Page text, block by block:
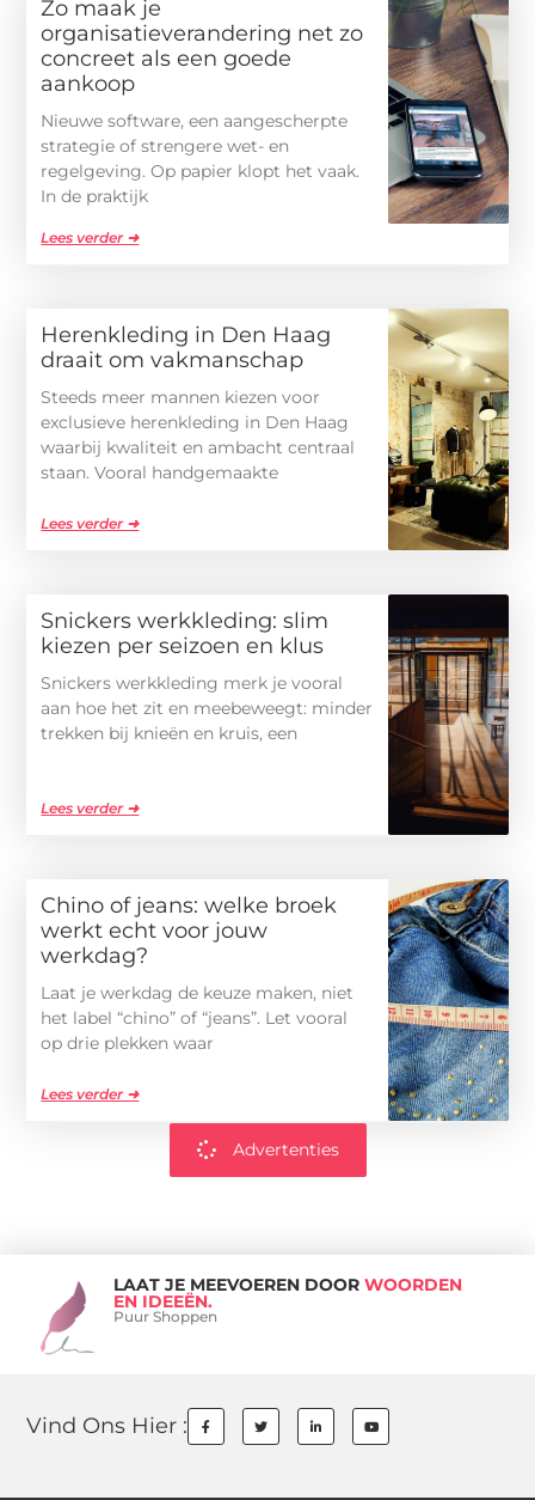
Zo maak je
organisatieverandering net zo
concreet als een goede
aankoop
Nieuwe software, een aangescherpte
strategie of strengere wet- en
regelgeving. Op papier klopt het vaak.
In de praktijk
Lees verder ➜
Herenkleding in Den Haag
draait om vakmanschap
Steeds meer mannen kiezen voor
exclusieve herenkleding in Den Haag
waarbij kwaliteit en ambacht centraal
staan. Vooral handgemaakte
Lees verder ➜
Snickers werkkleding: slim
kiezen per seizoen en klus
Snickers werkkleding merk je vooral
aan hoe het zit en meebeweegt: minder
trekken bij knieën en kruis, een
Lees verder ➜
Chino of jeans: welke broek
werkt echt voor jouw
werkdag?
Laat je werkdag de keuze maken, niet
het label “chino” of “jeans”. Let vooral
op drie plekken waar
Lees verder ➜
Advertenties
LAAT JE MEEVOEREN DOOR WOORDEN
EN IDEEËN.
Puur Shoppen
Vind Ons Hier :